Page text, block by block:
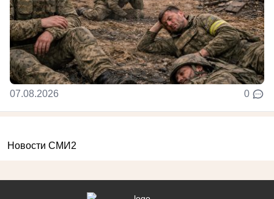
07.08.2026 0
Новости СМИ2